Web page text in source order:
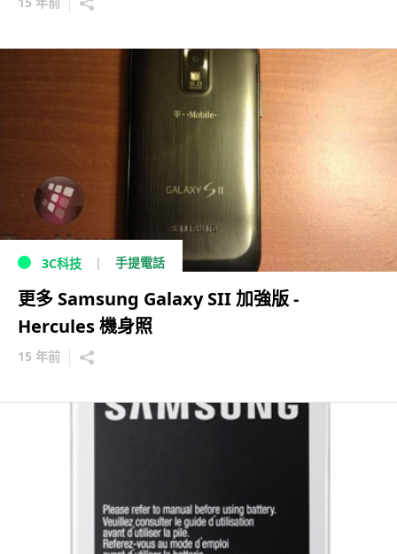
3C科技 手提電話
更多 Samsung Galaxy SII 加強版 -
Hercules 機身照
15 年前